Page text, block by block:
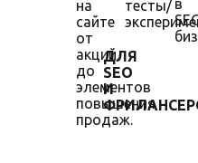
на
сайте
от
акций
до
элементов
повышения
продаж.
тесты/
ДЛЯ
SEO
И
в